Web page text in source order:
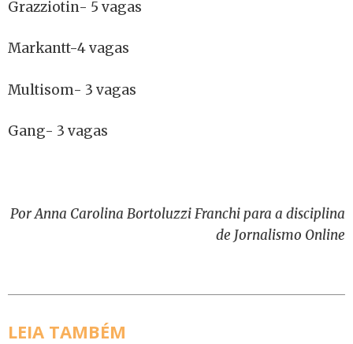
Grazziotin- 5 vagas
Markantt-4 vagas
Multisom- 3 vagas
Gang- 3 vagas
Por Anna Carolina Bortoluzzi Franchi para a disciplina
de Jornalismo Online
LEIA TAMBÉM